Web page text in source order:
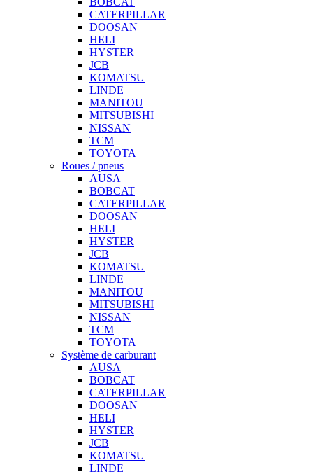
CATERPILLAR
DOOSAN
HELI
HYSTER
JCB
KOMATSU
LINDE
MANITOU
MITSUBISHI
NISSAN
TCM
TOYOTA
Roues / pneus
AUSA
BOBCAT
CATERPILLAR
DOOSAN
HELI
HYSTER
JCB
KOMATSU
LINDE
MANITOU
MITSUBISHI
NISSAN
TCM
TOYOTA
Système de carburant
AUSA
BOBCAT
CATERPILLAR
DOOSAN
HELI
HYSTER
JCB
KOMATSU
LINDE